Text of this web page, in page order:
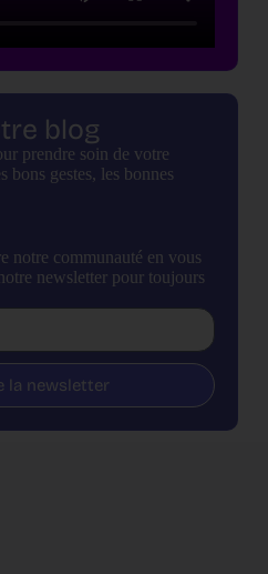
blog
prendre soin de votre
bons gestes, les bonnes
notre communauté en vous
newsletter pour toujours
la newsletter